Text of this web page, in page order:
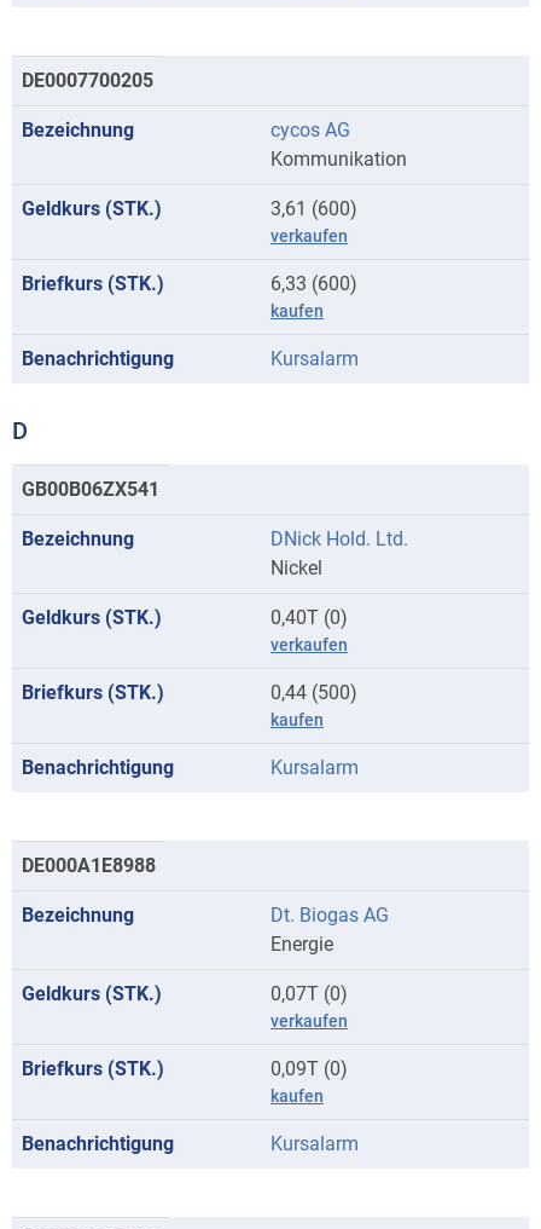
DE0007700205
cycos AG
Kommunikation
3,61 (600)
verkaufen
6,33 (600)
kaufen
Kursalarm
D
Kurse
mit
Anfangsbuchstaben
GB00B06ZX541
DNick Hold. Ltd.
Nickel
0,40T (0)
verkaufen
0,44 (500)
kaufen
Kursalarm
DE000A1E8988
Dt. Biogas AG
Energie
0,07T (0)
verkaufen
0,09T (0)
kaufen
Kursalarm